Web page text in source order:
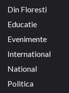
Din Floresti
Educatie
Evenimente
International
National
Politica